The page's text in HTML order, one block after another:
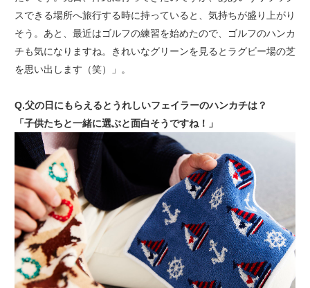
スできる場所へ旅行する時に持っていると、気持ちが盛り上がり
そう。あと、最近はゴルフの練習を始めたので、ゴルフのハンカ
チも気になりますね。きれいなグリーンを見るとラグビー場の芝
を思い出します（笑）」。
Q.父の日にもらえるとうれしいフェイラーのハンカチは？
「子供たちと一緒に選ぶと面白そうですね！」